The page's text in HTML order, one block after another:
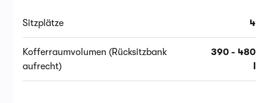
Sitzplätze 4
Kofferraumvolumen (Rücksitzbank
aufrecht)
390 - 480